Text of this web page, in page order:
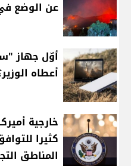
عن الوضع
أوّل جهاز
أعطاه
خارجية
كثيرا
المناطق